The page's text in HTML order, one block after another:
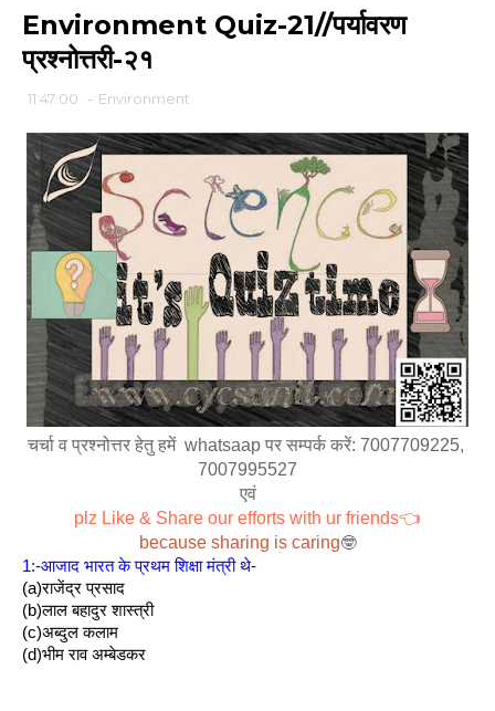
Environment Quiz-21//पर्यावरण
प्रश्नोत्तरी-२१
11:47:00 - Environment
चर्चा व प्रश्नोत्तर हेतु हमें  whatsaap पर सम्पर्क करें: 7007709225,
7007995527
एवं
plz Like & Share our efforts with ur friends👈
because sharing is caring🤓
1:-आजाद भारत के प्रथम शिक्षा मंत्री थे-
(a)राजेंद्र प्रसाद
(b)लाल बहादुर शास्त्री
(c)अब्दुल कलाम
(d)भीम राव अम्बेडकर